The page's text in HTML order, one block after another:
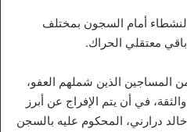
أمام السجون بمختلف
باقي معتقلي الحراك.
المساجين الذين شملهم العفو،
في أن يتم الإفراج عن أبرز
درارني، المحكوم عليه بالسجن